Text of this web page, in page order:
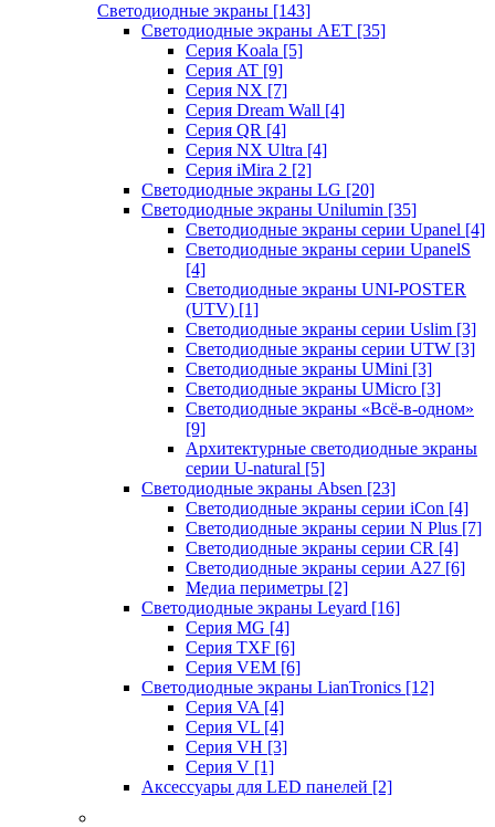
Светодиодные экраны [143]
Светодиодные экраны AET [35]
Cерия Koala [5]
Серия AT [9]
Серия NX [7]
Серия Dream Wall [4]
Серия QR [4]
Серия NX Ultra [4]
Серия iMira 2 [2]
Светодиодные экраны LG [20]
Светодиодные экраны Unilumin [35]
Светодиодные экраны серии Upanel [4]
Светодиодные экраны серии UpanelS
[4]
Светодиодные экраны UNI-POSTER
(UTV) [1]
Светодиодные экраны серии Uslim [3]
Светодиодные экраны серии UTW [3]
Светодиодные экраны UMini [3]
Светодиодные экраны UMicro [3]
Светодиодные экраны «Всё-в-одном»
[9]
Архитектурные светодиодные экраны
серии U-natural [5]
Светодиодные экраны Absen [23]
Светодиодные экраны серии iCon [4]
Светодиодные экраны серии N Plus [7]
Светодиодные экраны серии CR [4]
Светодиодные экраны серии А27 [6]
Медиа периметры [2]
Светодиодные экраны Leyard [16]
Серия MG [4]
Серия TXF [6]
Серия VEM [6]
Светодиодные экраны LianTronics [12]
Серия VA [4]
Серия VL [4]
Серия VH [3]
Серия V [1]
Аксессуары для LED панелей [2]